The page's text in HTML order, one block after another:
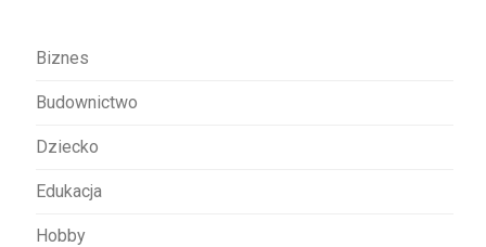
Biznes
Budownictwo
Dziecko
Edukacja
Hobby